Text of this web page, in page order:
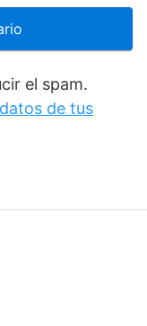
el spam.
de tus